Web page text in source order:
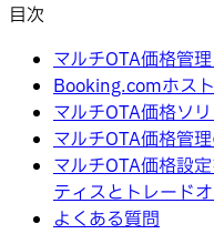
目次
マルチOTA価格管
Booking.comホス
マルチOTA価格ソ
マルチOTA価格管
マルチOTA価格設
ティスとトレード
よくある質問